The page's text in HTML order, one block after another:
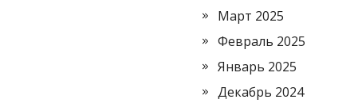
Март 2025
Февраль 2025
Январь 2025
Декабрь 2024